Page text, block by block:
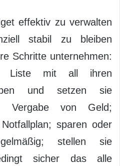
effektiv zu verwalten
stabil zu bleiben
Schritte unternehmen:
Liste mit all ihren
und setzen sie
Vergabe von Geld;
sparen oder
stellen sie
sicher das alle